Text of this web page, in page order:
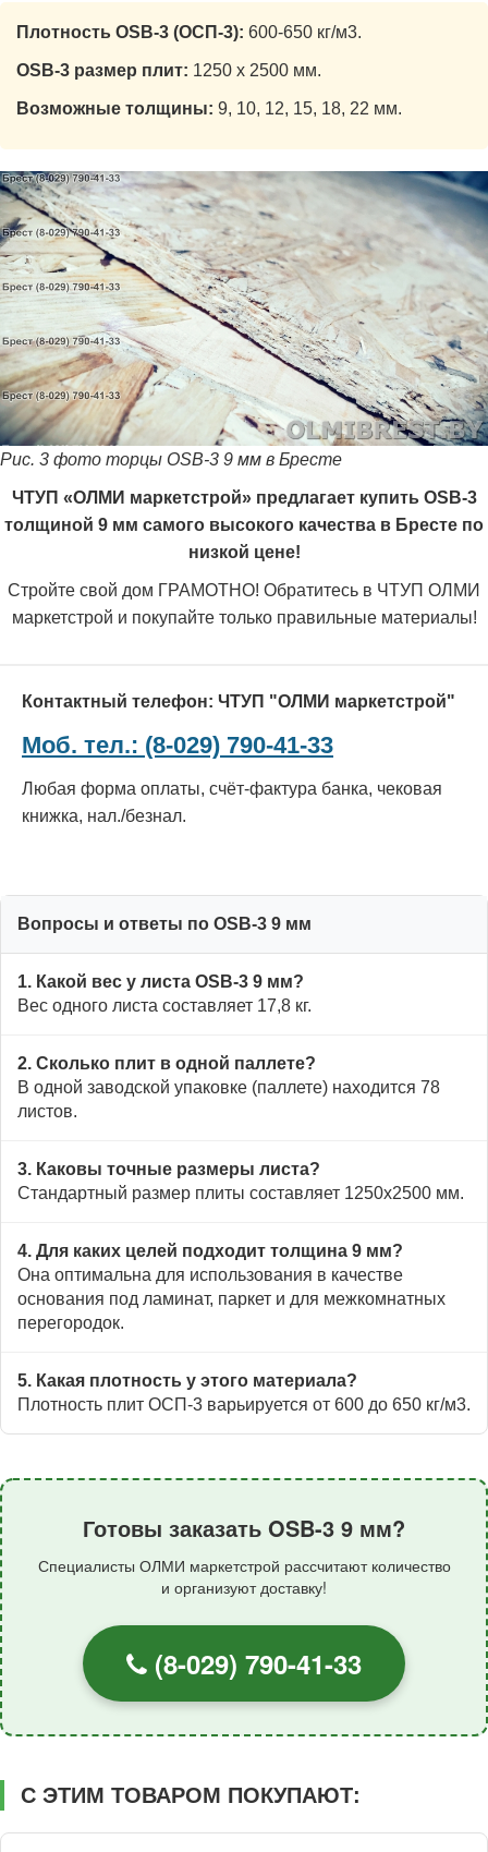
Плотность OSB-3 (ОСП-3): 600-650 кг/м3.
OSB-3 размер плит: 1250 x 2500 мм.
Возможные толщины: 9, 10, 12, 15, 18, 22 мм.
Рис. 3 фото торцы OSB-3 9 мм в Бресте
ЧТУП «ОЛМИ маркетстрой» предлагает купить OSB-3
толщиной 9 мм самого высокого качества в Бресте по
низкой цене!
Стройте свой дом ГРАМОТНО! Обратитесь в ЧТУП ОЛМИ
маркетстрой и покупайте только правильные материалы!
Контактный телефон: ЧТУП "ОЛМИ маркетстрой"
Моб. тел.: (8-029) 790-41-33
Любая форма оплаты, счёт-фактура банка, чековая
книжка, нал./безнал.
Вопросы и ответы по OSB-3 9 мм
1. Какой вес у листа OSB-3 9 мм?
Вес одного листа составляет 17,8 кг.
2. Сколько плит в одной паллете?
В одной заводской упаковке (паллете) находится 78
листов.
3. Каковы точные размеры листа?
Стандартный размер плиты составляет 1250х2500 мм.
4. Для каких целей подходит толщина 9 мм?
Она оптимальна для использования в качестве
основания под ламинат, паркет и для межкомнатных
перегородок.
5. Какая плотность у этого материала?
Плотность плит ОСП-3 варьируется от 600 до 650 кг/м3.
Готовы заказать OSB-3 9 мм?
Специалисты ОЛМИ маркетстрой рассчитают количество
и организуют доставку!
(8-029) 790-41-33
С ЭТИМ ТОВАРОМ ПОКУПАЮТ: